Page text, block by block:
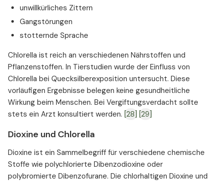
unwillkürliches Zittern
Gangstörungen
stotternde Sprache
Chlorella ist reich an verschiedenen Nährstoffen und
Pflanzenstoffen. In Tierstudien wurde der Einfluss von
Chlorella bei Quecksilberexposition untersucht. Diese
vorläufigen Ergebnisse belegen keine gesundheitliche
Wirkung beim Menschen. Bei Vergiftungsverdacht sollte
stets ein Arzt konsultiert werden. [28] [29]
Dioxine und Chlorella
Dioxine ist ein Sammelbegriff für verschiedene chemische
Stoffe wie polychlorierte Dibenzodioxine oder
polybromierte Dibenzofurane. Die chlorhaltigen Dioxine und